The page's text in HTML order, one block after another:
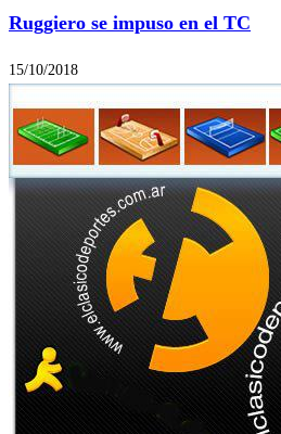
Ruggiero se impuso en el TC
15/10/2018